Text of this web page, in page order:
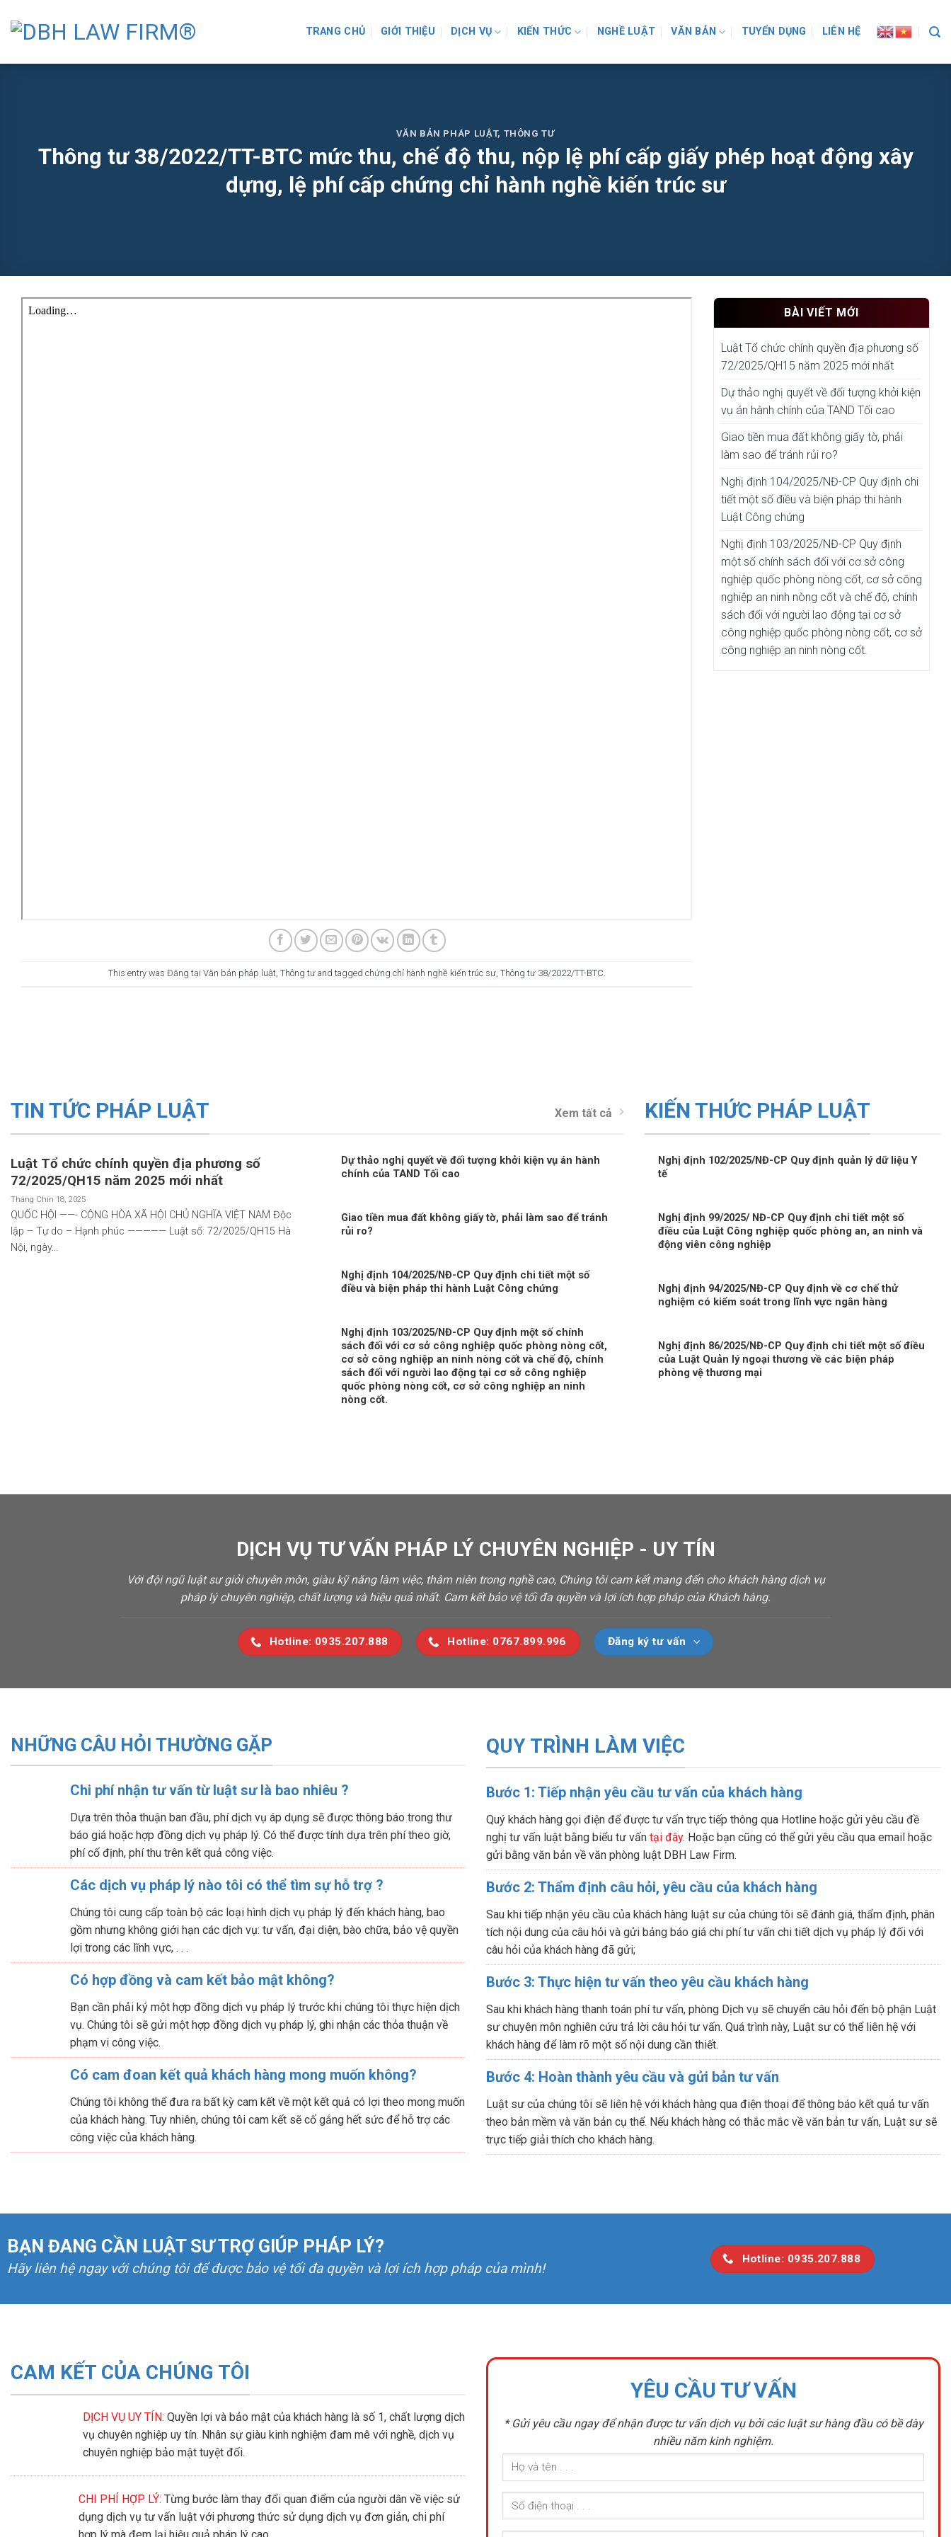
content
TRANG CHỦ GIỚI THIỆU DỊCH VỤ KIẾN THỨC NGHỀ LUẬT VĂN BẢN TUYỂN DỤNG LIÊN HỆ
VĂN BẢN PHÁP LUẬT, THÔNG TƯ
Thông tư 38/2022/TT-BTC mức thu, chế độ thu, nộp lệ phí cấp giấy phép hoạt động xây
dựng, lệ phí cấp chứng chỉ hành nghề kiến trúc sư
This entry was Đăng tại Văn bản pháp luật, Thông tưand tagged chứng chỉ hành nghề kiến trúc sư, Thông tư 38/2022/TT-BTC.
BÀI VIẾT MỚI
Luật Tổ chức chính quyền địa phương số
72/2025/QH15 năm 2025 mới nhất
Dự thảo nghị quyết về đối tượng khởi kiện
vụ án hành chính của TAND Tối cao
Giao tiền mua đất không giấy tờ, phải
làm sao để tránh rủi ro?
Nghị định 104/2025/NĐ-CP Quy định chi
tiết một số điều và biện pháp thi hành
Luật Công chứng
Nghị định 103/2025/NĐ-CP Quy định
một số chính sách đối với cơ sở công
nghiệp quốc phòng nòng cốt, cơ sở công
nghiệp an ninh nòng cốt và chế độ, chính
sách đối với người lao động tại cơ sở
công nghiệp quốc phòng nòng cốt, cơ sở
công nghiệp an ninh nòng cốt.
TIN TỨC PHÁP LUẬT Xem tất cả
Luật Tổ chức chính quyền địa phương số
72/2025/QH15 năm 2025 mới nhất
Tháng Chín 18, 2025
QUỐC HỘI ——- CỘNG HÒA XÃ HỘI CHỦ NGHĨA VIỆT NAM Độc
lập – Tự do – Hạnh phúc ————— Luật số: 72/2025/QH15 Hà
Nội, ngày...
Dự thảo nghị quyết về đối tượng khởi kiện vụ án hành
chính của TAND Tối cao
Giao tiền mua đất không giấy tờ, phải làm sao để tránh
rủi ro?
Nghị định 104/2025/NĐ-CP Quy định chi tiết một số
điều và biện pháp thi hành Luật Công chứng
Nghị định 103/2025/NĐ-CP Quy định một số chính
sách đối với cơ sở công nghiệp quốc phòng nòng cốt,
cơ sở công nghiệp an ninh nòng cốt và chế độ, chính
sách đối với người lao động tại cơ sở công nghiệp
quốc phòng nòng cốt, cơ sở công nghiệp an ninh
nòng cốt.
KIẾN THỨC PHÁP LUẬT
Nghị định 102/2025/NĐ-CP Quy định quản lý dữ liệu Y
tế
Nghị định 99/2025/ NĐ-CP Quy định chi tiết một số
điều của Luật Công nghiệp quốc phòng an, an ninh và
động viên công nghiệp
Nghị định 94/2025/NĐ-CP Quy định về cơ chế thử
nghiệm có kiểm soát trong lĩnh vực ngân hàng
Nghị định 86/2025/NĐ-CP Quy định chi tiết một số điều
của Luật Quản lý ngoại thương về các biện pháp
phòng vệ thương mại
DỊCH VỤ TƯ VẤN PHÁP LÝ CHUYÊN NGHIỆP - UY TÍN
Với đội ngũ luật sư giỏi chuyên môn, giàu kỹ năng làm việc, thâm niên trong nghề cao, Chúng tôi cam kết mang đến cho khách hàng dịch vụ
pháp lý chuyên nghiệp, chất lượng và hiệu quả nhất. Cam kết bảo vệ tối đa quyền và lợi ích hợp pháp của Khách hàng.
Hotline: 0935.207.888 Hotline: 0767.899.996 Đăng ký tư vấn
NHỮNG CÂU HỎI THƯỜNG GẶP
Chi phí nhận tư vấn từ luật sư là bao nhiêu ?
Dựa trên thỏa thuận ban đầu, phí dịch vụ áp dụng sẽ được thông báo trong thư
báo giá hoặc hợp đồng dịch vụ pháp lý. Có thể được tính dựa trên phí theo giờ,
phí cố định, phí thu trên kết quả công việc.
Các dịch vụ pháp lý nào tôi có thể tìm sự hỗ trợ ?
Chúng tôi cung cấp toàn bộ các loại hình dịch vụ pháp lý đến khách hàng, bao
gồm nhưng không giới hạn các dịch vụ: tư vấn, đại diện, bào chữa, bảo vệ quyền
lợi trong các lĩnh vực, . . .
Có hợp đồng và cam kết bảo mật không?
Bạn cần phải ký một hợp đồng dịch vụ pháp lý trước khi chúng tôi thực hiện dịch
vụ. Chúng tôi sẽ gửi một hợp đồng dịch vụ pháp lý, ghi nhận các thỏa thuận về
phạm vi công việc.
Có cam đoan kết quả khách hàng mong muốn không?
Chúng tôi không thể đưa ra bất kỳ cam kết về một kết quả có lợi theo mong muốn
của khách hàng. Tuy nhiên, chúng tôi cam kết sẽ cố gắng hết sức để hỗ trợ các
công việc của khách hàng.
QUY TRÌNH LÀM VIỆC
Bước 1: Tiếp nhận yêu cầu tư vấn của khách hàng
Quý khách hàng gọi điện để được tư vấn trực tiếp thông qua Hotline hoặc gửi yêu cầu đề
nghị tư vấn luật bằng biểu tư vấn tại đây. Hoặc bạn cũng có thể gửi yêu cầu qua email hoặc
gửi bằng văn bản về văn phòng luật DBH Law Firm.
Bước 2: Thẩm định câu hỏi, yêu cầu của khách hàng
Sau khi tiếp nhận yêu cầu của khách hàng luật sư của chúng tôi sẽ đánh giá, thẩm định, phân
tích nội dung của câu hỏi và gửi bảng báo giá chi phí tư vấn chi tiết dịch vụ pháp lý đối với
câu hỏi của khách hàng đã gửi;
Bước 3: Thực hiện tư vấn theo yêu cầu khách hàng
Sau khi khách hàng thanh toán phí tư vấn, phòng Dịch vụ sẽ chuyển câu hỏi đến bộ phận Luật
sư chuyên môn nghiên cứu trả lời câu hỏi tư vấn. Quá trình này, Luật sư có thể liên hệ với
khách hàng để làm rõ một số nội dung cần thiết.
Bước 4: Hoàn thành yêu cầu và gửi bản tư vấn
Luật sư của chúng tôi sẽ liên hệ với khách hàng qua điện thoại để thông báo kết quả tư vấn
theo bản mềm và văn bản cụ thể. Nếu khách hàng có thắc mắc về văn bản tư vấn, Luật sư sẽ
trực tiếp giải thích cho khách hàng.
BẠN ĐANG CẦN LUẬT SƯ TRỢ GIÚP PHÁP LÝ?
Hãy liên hệ ngay với chúng tôi để được bảo vệ tối đa quyền và lợi ích hợp pháp của mình!
Hotline: 0935.207.888
CAM KẾT CỦA CHÚNG TÔI
DỊCH VỤ UY TÍN: Quyền lợi và bảo mật của khách hàng là số 1, chất lượng dịch
vụ chuyên nghiệp uy tín. Nhân sự giàu kinh nghiệm đam mê với nghề, dịch vụ
chuyên nghiệp bảo mật tuyệt đối.
CHI PHÍ HỢP LÝ: Từng bước làm thay đổi quan điểm của người dân về việc sử
dụng dịch vụ tư vấn luật với phương thức sử dụng dịch vụ đơn giản, chi phí
hợp lý mà đem lại hiệu quả pháp lý cao.
YÊU CẦU TƯ VẤN
* Gửi yêu cầu ngay để nhận được tư vấn dịch vụ bởi các luật sư hàng đầu có bề dày
nhiều năm kinh nghiệm.